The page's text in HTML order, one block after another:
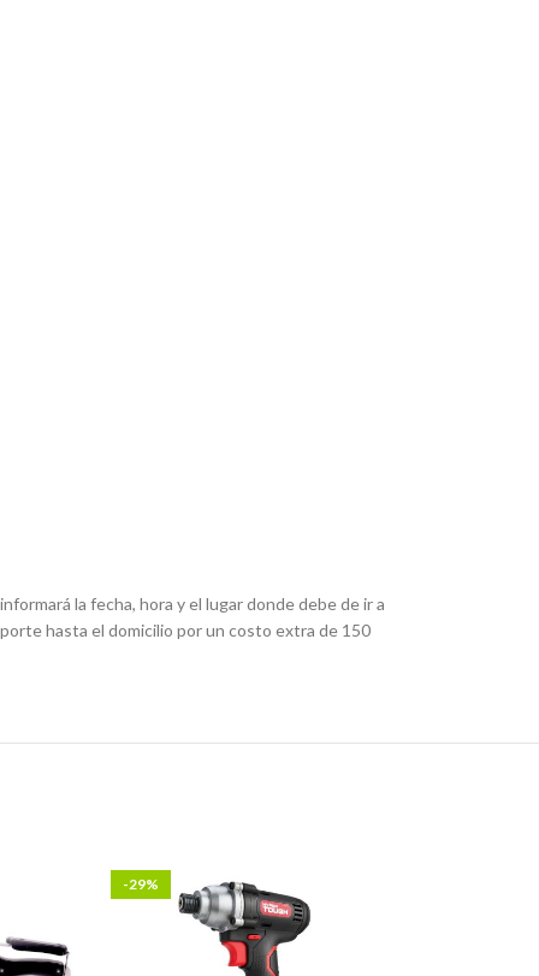
la fecha, hora y el lugar donde debe de ir a
hasta el domicilio por un costo extra de 150
-29%